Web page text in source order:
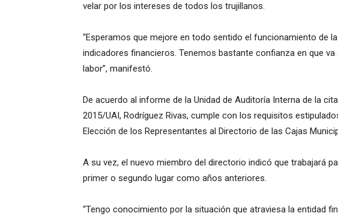
velar por los intereses de todos los trujillanos.
“Esperamos que mejore en todo sentido el funcionamiento de
indicadores financieros. Tenemos bastante confianza en que
labor”, manifestó.
De acuerdo al informe de la Unidad de Auditoría Interna de la
2015/UAI, Rodríguez Rivas, cumple con los requisitos
Elección de los Representantes al Directorio de las Cajas
A su vez, el nuevo miembro del directorio indicó que trabajará
primer o segundo lugar como años anteriores.
“Tengo conocimiento por la situación que atraviesa la entidad